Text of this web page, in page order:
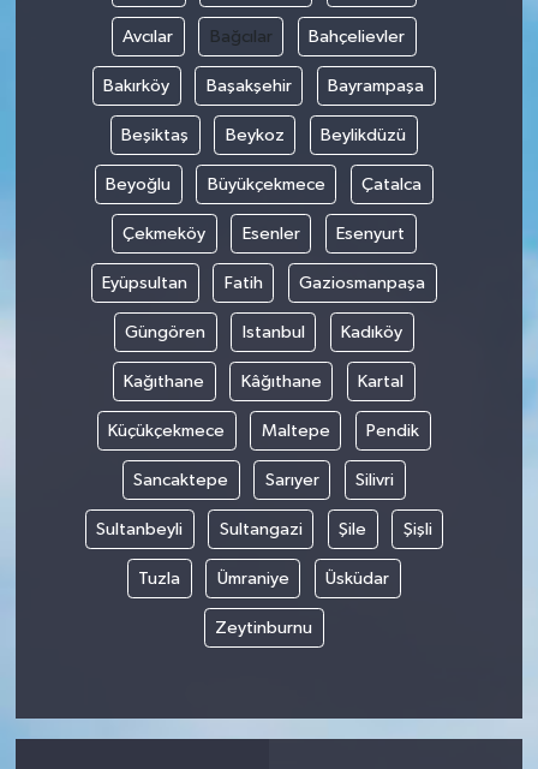
Avcılar Bağcılar Bahçelievler
Bakırköy Başakşehir Bayrampaşa
Beşiktaş Beykoz Beylikdüzü
Beyoğlu Büyükçekmece Çatalca
Çekmeköy Esenler Esenyurt
Eyüpsultan Fatih Gaziosmanpaşa
Güngören Istanbul Kadıköy
Kağıthane Kâğıthane Kartal
Küçükçekmece Maltepe Pendik
Sancaktepe Sarıyer Silivri
Sultanbeyli Sultangazi Şile Şişli
Tuzla Ümraniye Üsküdar
Zeytinburnu